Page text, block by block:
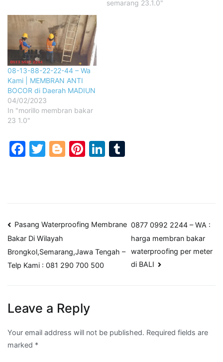
semarang 23.1.0"
08-13-88-22-22-44 – Wa
Kami | MEMBRAN ANTI
BOCOR di Daerah MADIUN
04/02/2023
In "morillo membran bakar
23 1.0"
Facebook
Twitter
Blogger
Pinterest
LinkedIn
Post
navigation
Pasang Waterproofing Membrane
Bakar Di Wilayah
Brongkol,Semarang,Jawa Tengah –
Telp Kami : 081 290 700 500
0877 0992 2244 – WA :
harga membran bakar
waterproofing per meter
di BALI
Leave a Reply
Your email address will not be published. Required fields are
marked *